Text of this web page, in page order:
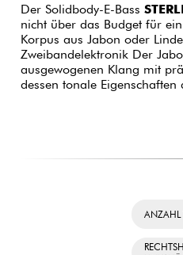
Der Solidbody-E-Bass
nicht über das Budget für
Korpus aus Jabon oder
Zweibandelektronik Der
ausgewogenen Klang mit
dessen tonale
ANZAHL